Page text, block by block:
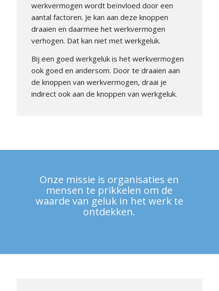
werkvermogen wordt beïnvloed door een
aantal factoren. Je kan aan deze knoppen
draaien en daarmee het werkvermogen
verhogen. Dat kan niet met werkgeluk.
Bij een goed werkgeluk is het werkvermogen
ook goed en andersom. Door te draaien aan
de knoppen van werkvermogen, draai je
indirect ook aan de knoppen van werkgeluk.
Onze missie is organisaties en
mensen te prikkelen om de
waarde van geluk in het werk te
ontdekken.